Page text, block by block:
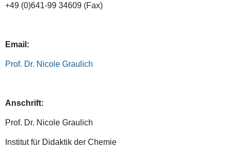
+49 (0)641-99 34609 (Fax)
Email:
Prof. Dr. Nicole Graulich
Anschrift:
Prof. Dr. Nicole Graulich
Institut für Didaktik der Chemie